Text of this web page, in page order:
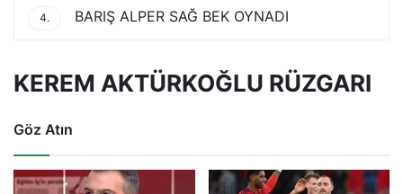
4. BARIŞ ALPER SAĞ BEK OYNADI
KEREM AKTÜRKOĞLU RÜZGARI
Göz Atın